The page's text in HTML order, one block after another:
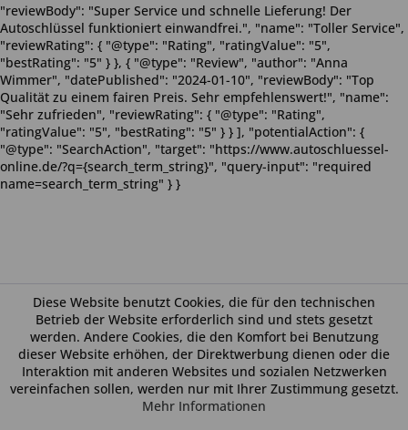
Diese Website benutzt Cookies, die für den technischen
Betrieb der Website erforderlich sind und stets gesetzt
werden. Andere Cookies, die den Komfort bei Benutzung
dieser Website erhöhen, der Direktwerbung dienen oder die
Interaktion mit anderen Websites und sozialen Netzwerken
vereinfachen sollen, werden nur mit Ihrer Zustimmung gesetzt.
Mehr Informationen
"reviewBody": "Super Service und schnelle Lieferung! Der
Autoschlüssel funktioniert einwandfrei.", "name": "Toller Service",
"reviewRating": { "@type": "Rating", "ratingValue": "5",
"bestRating": "5" } }, { "@type": "Review", "author": "Anna
Wimmer", "datePublished": "2024-01-10", "reviewBody": "Top
Qualität zu einem fairen Preis. Sehr empfehlenswert!", "name":
"Sehr zufrieden", "reviewRating": { "@type": "Rating",
"ratingValue": "5", "bestRating": "5" } } ], "potentialAction": {
"@type": "SearchAction", "target": "https://www.autoschluessel-
online.de/?q={search_term_string}", "query-input": "required
name=search_term_string" } }